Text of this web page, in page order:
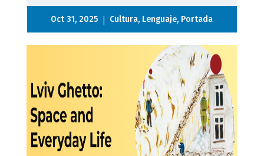
Oct 31, 2025 | Cultura, Lenguaje, Portada